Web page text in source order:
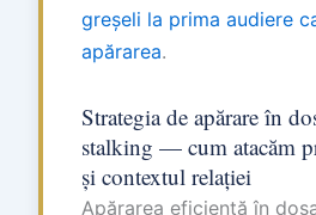
greșeli la prima audiere
apărarea.
Strategia de apărare în
stalking — cum atacăm
și contextul relației
Apărarea eficientă în